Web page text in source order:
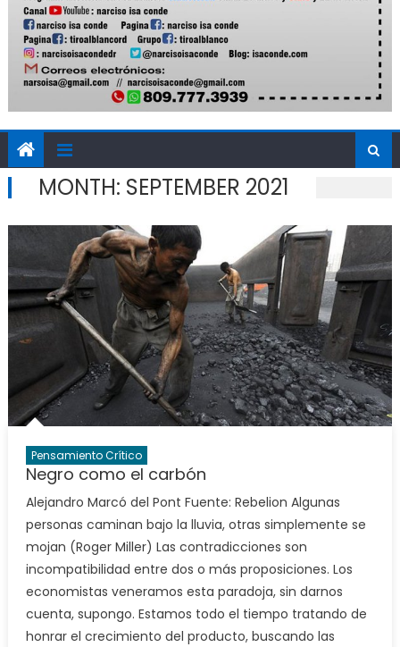
MONTH: SEPTEMBER 2021
Pensamiento Crítico
Negro como el carbón
Alejandro Marcó del Pont Fuente: Rebelion Algunas
personas caminan bajo la lluvia, otras simplemente se
mojan (Roger Miller) Las contradicciones son
incompatibilidad entre dos o más proposiciones. Los
economistas veneramos esta paradoja, sin darnos
cuenta, supongo. Estamos todo el tiempo tratando de
honrar el crecimiento del producto, buscando las